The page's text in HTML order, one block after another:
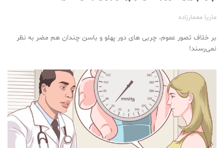
ماریا معمارزاده
بر خلاف تصور عموم، چربی های دور پهلو و باسن چندان هم مضر به نظر
نمی‌رسند!